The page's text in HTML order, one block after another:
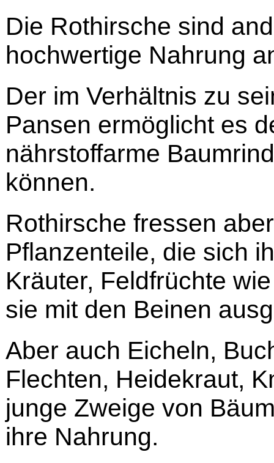
Die Rothirsche sind
hochwertige Nahrung
Der im Verhältnis zu
Pansen ermöglicht es
nährstoffarme
können.
Rothirsche fressen
Pflanzenteile, die sich
Kräuter, Feldfrüchte
sie mit den Beinen
Aber auch Eicheln,
Flechten, Heidekraut,
junge Zweige von
ihre Nahrung.